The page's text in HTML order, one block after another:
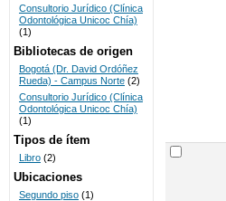
Consultorio Jurídico (Clínica
Odontológica Unicoc Chía)
(1)
Bibliotecas de origen
Bogotá (Dr. David Ordóñez
Rueda) - Campus Norte (2)
Consultorio Jurídico (Clínica
Odontológica Unicoc Chía)
(1)
Tipos de ítem
Libro (2)
Ubicaciones
Segundo piso (1)